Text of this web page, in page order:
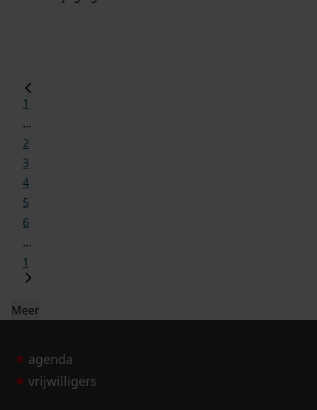
1
...
2
3
4
5
6
...
1
Meer
agenda
vrijwilligers